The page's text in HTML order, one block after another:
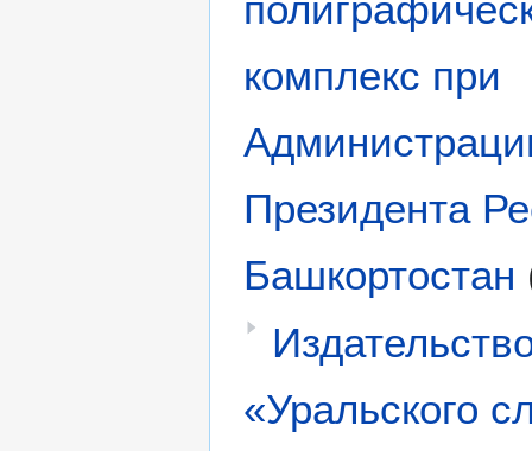
комплекс при
Президента
Башкортостан
«Уральского